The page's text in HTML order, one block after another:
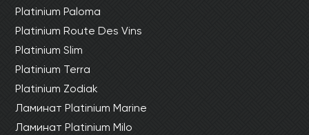
Platinium Paloma
Platinium Route Des Vins
Platinium Slim
Platinium Terra
Platinium Zodiak
Ламинат Platinium Marine
Ламинат Platinium Milo